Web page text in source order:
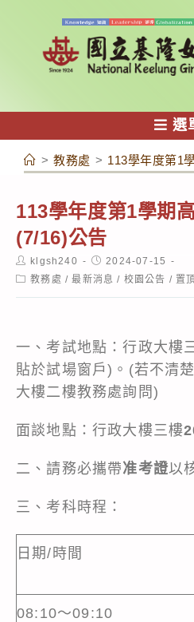
容
選
> 教務處 > 113學年度第1
113學年度第1學期
(7/16)公告
Post
author:
klgsh240
Post
published:
2024-07-15
Post教務處 / 最新消息 / 校園公告 / 置
一、考試地點：行政大樓
貼於試場窗戶)。(若不清
大樓二樓教務處詢問)
面談地點：行政大樓三樓
二、請務必攜帶准考證以
三、考科時程：
日期/時間
08:10～09:10